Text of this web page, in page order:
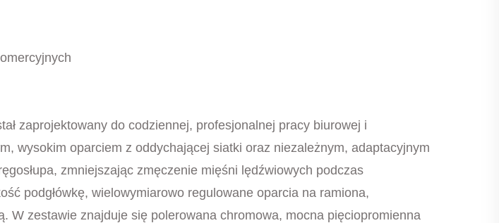
zaprojektowany do codziennej, profesjonalnej pracy biurowej i
wysokim oparciem z oddychającej siatki oraz niezależnym, adaptacyjnym
zmniejszając zmęczenie mięśni lędźwiowych podczas
podgłówkę, wielowymiarowo regulowane oparcia na ramiona,
zestawie znajduje się polerowana chromowa, mocna pięciopromienna